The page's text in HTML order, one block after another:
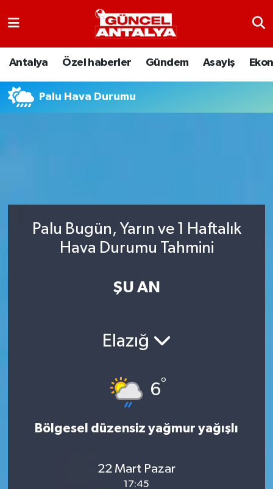
Antalya Özel haberler Gündem Asayiş
Palu Hava Durumu
Palu Bugün, Yarın ve 1 Haftalık
Hava Durumu Tahmini
ŞU AN
Elazığ
6°
Bölgesel düzensiz yağmur yağışlı
22 Mart Pazar
17:45
Antalya
Ekonomi
Nöbetçi Eczaneler
Son Dakika Haberleri